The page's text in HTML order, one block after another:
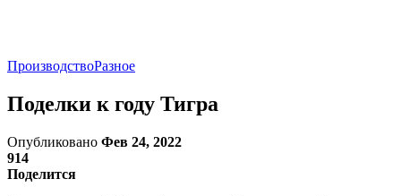
ПроизводствоРазное
Поделки к году Тигра
Опубликовано Фев 24, 2022
914
Поделится